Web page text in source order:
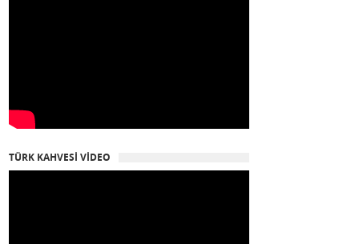
TÜRK KAHVESİ VİDEO